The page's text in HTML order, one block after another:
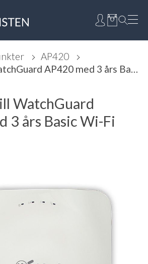
AP420
Trade Up till WatchGuard AP420 med 3 års Basic Wi-Fi
WatchGuard
3 års Basic Wi-Fi